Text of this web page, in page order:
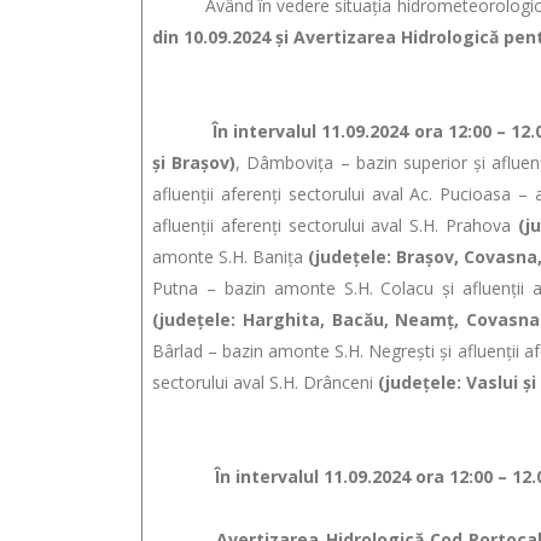
Având în vedere situaţia hidrometeorologică
din 10.09.2024 și Avertizarea Hidrologică
În intervalul 11.09.2024 ora 12:00 –
și Brașov), Dâmboviţa – bazin superior și
afluenţii aferenţi sectorului aval Ac. Pucioasa –
afluenţii aferenţi sectorului aval S.H. Prahova
amonte S.H. Baniţa (judeţele: Braşov,
Putna – bazin amonte S.H. Colacu şi afluenţii
(judeţele: Harghita, Bacău, Neamţ,
Bârlad – bazin amonte S.H. Negreşti şi afluenţii
sectorului aval S.H. Drânceni (judeţele: Vaslui
În intervalul 11.09.2024 ora 12:00 –